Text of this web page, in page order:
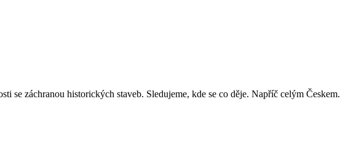
se záchranou historických staveb. Sledujeme, kde se co děje. Napříč celým Českem.